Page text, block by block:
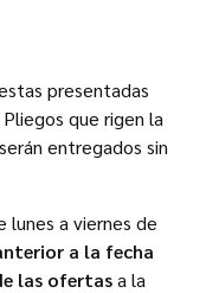
presentadas
que rigen la
entregados sin
lunes a viernes de
a la fecha
las ofertasa la